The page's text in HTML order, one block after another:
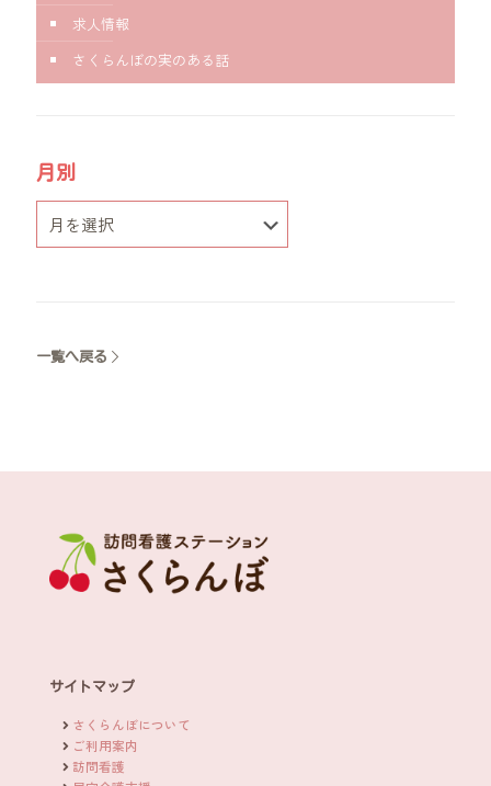
求人情報
さくらんぼの実のある話
月別
一覧へ戻る
サイトマップ
さくらんぼについて
ご利用案内
訪問看護